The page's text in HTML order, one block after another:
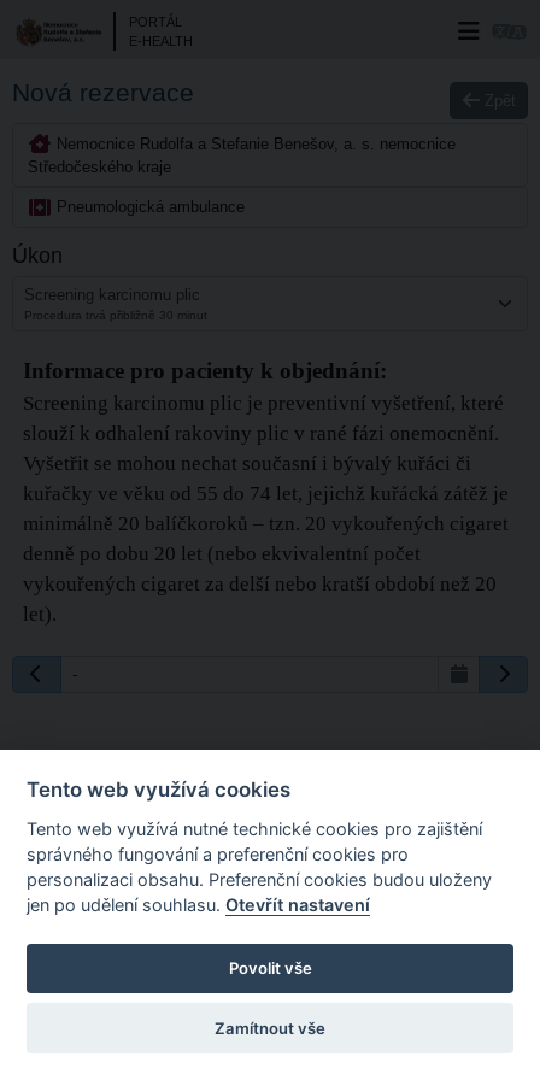
PORTÁL
E-HEALTH
Nová rezervace
Nemocnice Rudolfa a Stefanie Benešov, a. s. nemocnice
Středočeského kraje
Pneumologická ambulance
Úkon
Screening karcinomu plic
Procedura trvá přibližně 30 minut
Informace pro pacienty k objednání:
Screening karcinomu plic je preventivní vyšetření, které
slouží k odhalení rakoviny plic v rané fázi onemocnění.
Vyšetřit se mohou nechat současní i bývalý kuřáci či
kuřačky ve věku od 55 do 74 let, jejichž kuřácká zátěž je
minimálně 20 balíčkoroků – tzn. 20 vykouřených cigaret
denně po dobu 20 let (nebo ekvivalentní počet
vykouřených cigaret za delší nebo kratší období než 20
let).
-
Tento web využívá cookies
Tento web využívá nutné technické cookies pro zajištění
správného fungování a preferenční cookies pro
personalizaci obsahu. Preferenční cookies budou uloženy
jen po udělení souhlasu.Otevřít nastavení
Povolit vše
Zamítnout vše